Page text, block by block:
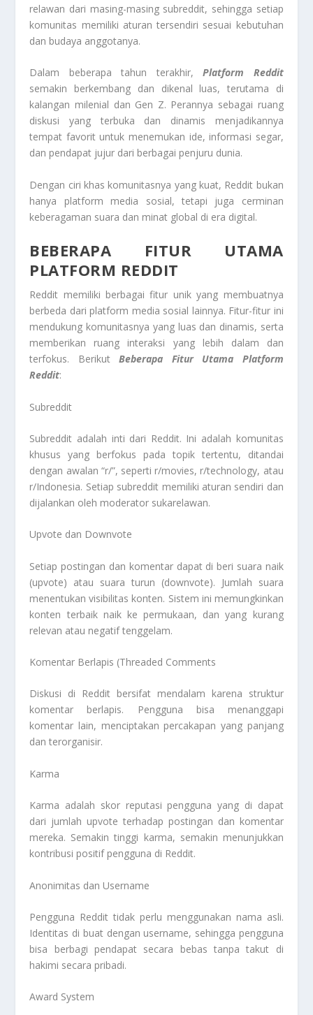
relawan dari masing-masing subreddit, sehingga setiap
komunitas memiliki aturan tersendiri sesuai kebutuhan
dan budaya anggotanya.
Dalam beberapa tahun terakhir,Platform Reddit
semakin berkembang dan dikenal luas, terutama di
kalangan milenial dan Gen Z. Perannya sebagai ruang
diskusi yang terbuka dan dinamis menjadikannya
tempat favorit untuk menemukan ide, informasi segar,
dan pendapat jujur dari berbagai penjuru dunia.
Dengan ciri khas komunitasnya yang kuat, Reddit bukan
hanya platform media sosial, tetapi juga cerminan
keberagaman suara dan minat global di era digital.
BEBERAPA FITUR UTAMA
PLATFORM REDDIT
Reddit memiliki berbagai fitur unik yang membuatnya
berbeda dari platform media sosial lainnya. Fitur-fitur ini
mendukung komunitasnya yang luas dan dinamis, serta
memberikan ruang interaksi yang lebih dalam dan
terfokus. BerikutBeberapa Fitur Utama Platform
Reddit:
Subreddit
Subreddit adalah inti dari Reddit. Ini adalah komunitas
khusus yang berfokus pada topik tertentu, ditandai
dengan awalan “r/”, seperti r/movies, r/technology, atau
r/Indonesia. Setiap subreddit memiliki aturan sendiri dan
dijalankan oleh moderator sukarelawan.
Upvote dan Downvote
Setiap postingan dan komentar dapat di beri suara naik
(upvote) atau suara turun (downvote). Jumlah suara
menentukan visibilitas konten. Sistem ini memungkinkan
konten terbaik naik ke permukaan, dan yang kurang
relevan atau negatif tenggelam.
Komentar Berlapis (Threaded Comments
Diskusi di Reddit bersifat mendalam karena struktur
komentar berlapis. Pengguna bisa menanggapi
komentar lain, menciptakan percakapan yang panjang
dan terorganisir.
Karma
Karma adalah skor reputasi pengguna yang di dapat
dari jumlah upvote terhadap postingan dan komentar
mereka. Semakin tinggi karma, semakin menunjukkan
kontribusi positif pengguna di Reddit.
Anonimitas dan Username
Pengguna Reddit tidak perlu menggunakan nama asli.
Identitas di buat dengan username, sehingga pengguna
bisa berbagi pendapat secara bebas tanpa takut di
hakimi secara pribadi.
Award System